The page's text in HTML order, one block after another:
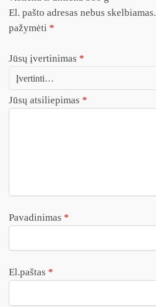
El. pašto adresas nebus skelbiamas.
pažymėti *
Jūsų įvertinimas *
Jūsų atsiliepimas *
Pavadinimas *
El.paštas *